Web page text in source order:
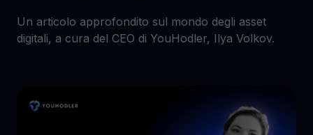
Un articolo approfondito sul mondo degli asset
digitali, a cura del CEO di YouHodler, Ilya Volkov.